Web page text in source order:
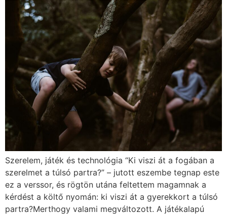
Szerelem, játék és technológia “Ki viszi át a fogában a
szerelmet a túlsó partra?” – jutott eszembe tegnap este
ez a verssor, és rögtön utána feltettem magamnak a
kérdést a költő nyomán: ki viszi át a gyerekkort a túlsó
partra?Merthogy valami megváltozott. A játékalapú